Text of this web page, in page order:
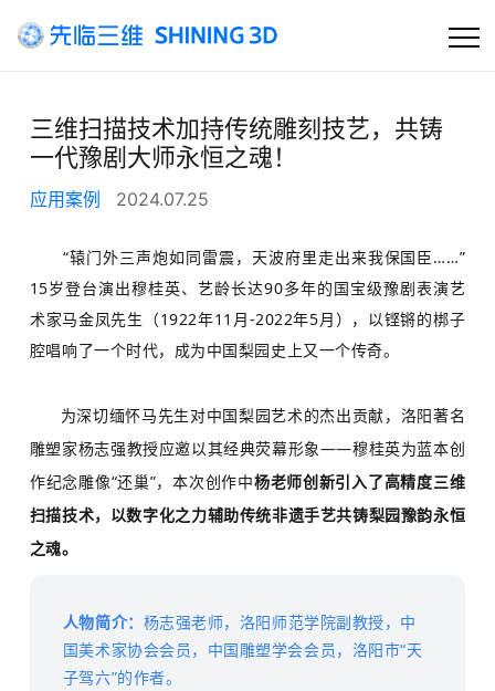
首页
高精度工业3D扫描
产品
行业方案
客户支持
资讯
关于我们
三维扫描技术加持传统雕刻技艺，共铸
一代豫剧大师永恒之魂！
应用案例 2024.07.25
“辕门外三声炮如同雷震，天波府里走出来我保国臣……”
15岁登台演出穆桂英、艺龄长达90多年的国宝级豫剧表演艺
术家马金凤先生（1922年11月-2022年5月） ，以铿锵的梆子
腔唱响了一个时代，成为中国梨园史上又一个传奇。
为深切缅怀马先生对中国梨园艺术的杰出贡献，洛阳著名
雕塑家杨志强教授应邀以其经典荧幕形象——穆桂英为蓝本创
作纪念雕像“还巢”，本次创作中杨老师创新引入了高精度三维
扫描技术，以数字化之力辅助传统非遗手艺共铸梨园豫韵永恒
之魂。
人物简介： 杨志强老师，洛阳师范学院副教授，中
国美术家协会会员，中国雕塑学会会员，洛阳市“天
子驾六”的作者。